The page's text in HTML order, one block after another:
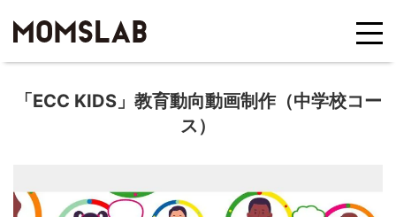
「ECC KIDS」教育動向動画制作（中学校コー
ス）